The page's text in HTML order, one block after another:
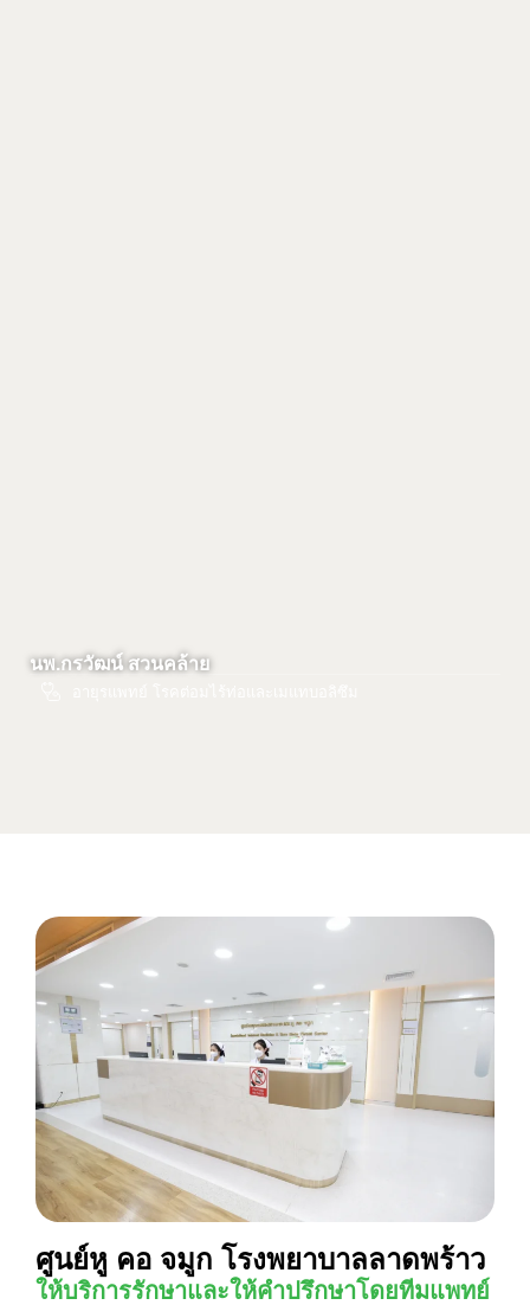
นพ.กรวัฒน์ สวนคล้าย
ศูนย์หู คอ จมูก โรงพยาบาลลาดพร้าว
ให้บริการรักษาและให้คำปรึกษาโดยทีมแพทย์